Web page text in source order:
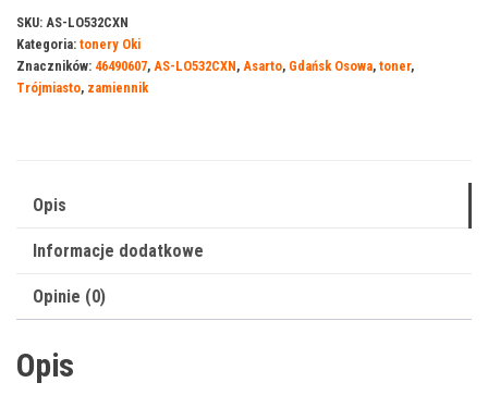
do
OKI
532CX
6000
cyan
SKU: AS-LO532CXN
Kategoria: tonery Oki
Znaczników: 46490607, AS-LO532CXN, Asarto, Gdańsk Osowa, toner,
Trójmiasto, zamiennik
Opis
Informacje dodatkowe
Opinie (0)
Opis